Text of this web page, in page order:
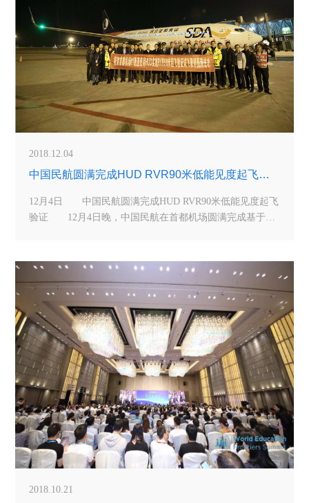
2018.12.04
中国民航圆满完成HUD RVR90米低能见度起飞验证
12月4日 中国民航圆满完成HUD RVR90米低能见度起飞
验证 12月4日晚，中国民航在首都机场圆满完成基于平
示系统的波音737-800型客机。驾驶员通过借助HUD，能够
在不断观察
2018.10.21